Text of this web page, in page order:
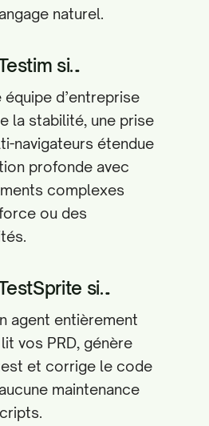
naturel.
si…
d’entreprise
la stabilité, une prise
navigateurs étendue
profonde avec
complexes
ou des
si…
agent entièrement
vos PRD, génère
et corrige le code
maintenance